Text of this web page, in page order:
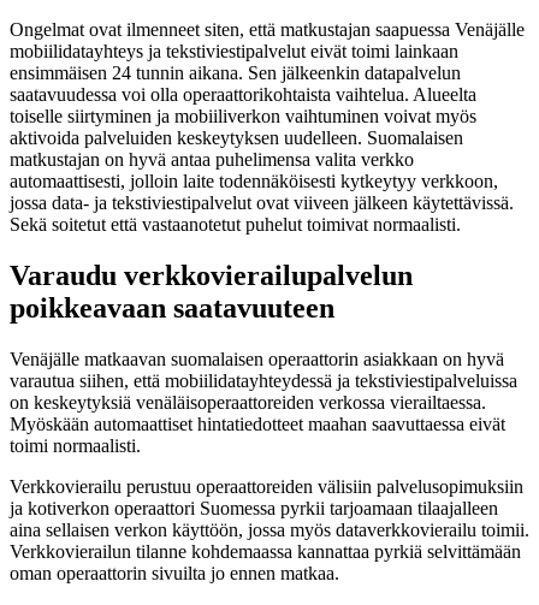
Ongelmat ovat ilmenneet siten, että matkustajan saapuessa Venäjälle
mobiilidatayhteys ja tekstiviestipalvelut eivät toimi lainkaan
ensimmäisen 24 tunnin aikana. Sen jälkeenkin datapalvelun
saatavuudessa voi olla operaattorikohtaista vaihtelua. Alueelta
toiselle siirtyminen ja mobiiliverkon vaihtuminen voivat myös
aktivoida palveluiden keskeytyksen uudelleen. Suomalaisen
matkustajan on hyvä antaa puhelimensa valita verkko
automaattisesti, jolloin laite todennäköisesti kytkeytyy verkkoon,
jossa data- ja tekstiviestipalvelut ovat viiveen jälkeen käytettävissä.
Sekä soitetut että vastaanotetut puhelut toimivat normaalisti.
Varaudu verkkovierailupalvelun
poikkeavaan saatavuuteen
Venäjälle matkaavan suomalaisen operaattorin asiakkaan on hyvä
varautua siihen, että mobiilidatayhteydessä ja tekstiviestipalveluissa
on keskeytyksiä venäläisoperaattoreiden verkossa vierailtaessa.
Myöskään automaattiset hintatiedotteet maahan saavuttaessa eivät
toimi normaalisti.
Verkkovierailu perustuu operaattoreiden välisiin palvelusopimuksiin
ja kotiverkon operaattori Suomessa pyrkii tarjoamaan tilaajalleen
aina sellaisen verkon käyttöön, jossa myös dataverkkovierailu toimii.
Verkkovierailun tilanne kohdemaassa kannattaa pyrkiä selvittämään
oman operaattorin sivuilta jo ennen matkaa.